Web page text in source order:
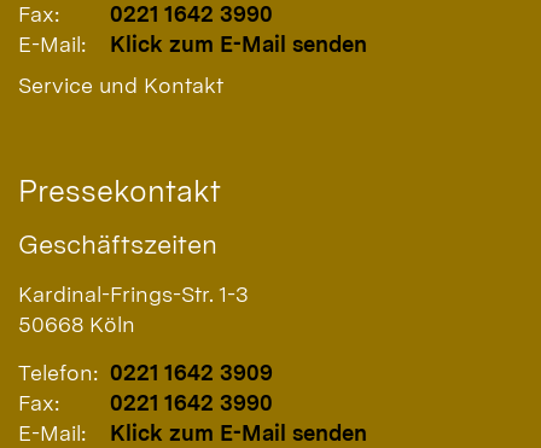
Fax:
0221 1642 3990
E-Mail:
Klick zum E-Mail senden
Service und Kontakt
Pressekontakt
Geschäftszeiten
Kardinal-Frings-Str. 1-3
50668 Köln
Telefon: 0221 1642 3909
Fax:
0221 1642 3990
E-Mail:
Klick zum E-Mail senden